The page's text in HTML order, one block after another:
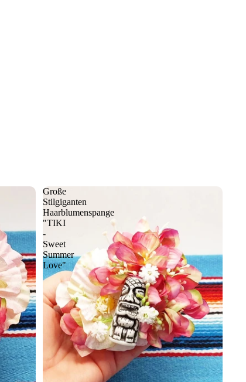
Große
Stilgiganten
Haarblumenspange
"TIKI
-
Sweet
Summer
Love"